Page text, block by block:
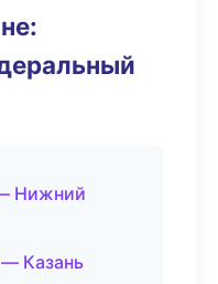
Нижний
Казань